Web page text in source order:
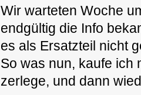
Wir warteten Woche
endgültig die Info
es als Ersatzteil nicht
So was nun, kaufe ich
zerlege, und dann